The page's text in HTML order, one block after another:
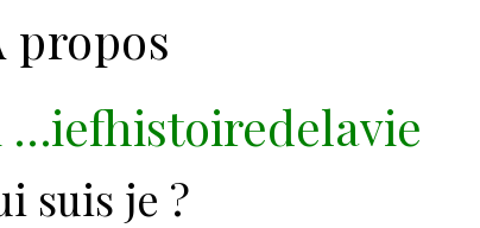
propos
…iefhistoiredelavie
suis je ?